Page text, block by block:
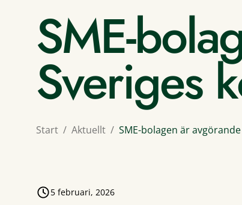
SME-
Sveriges
Start Aktuellt SME-bolagen är
5 februari, 2026